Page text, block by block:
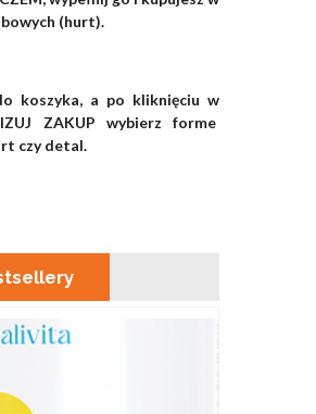
(hurt).
koszyka, a po kliknięciu w
ZAKUP wybierz forme
czy detal.